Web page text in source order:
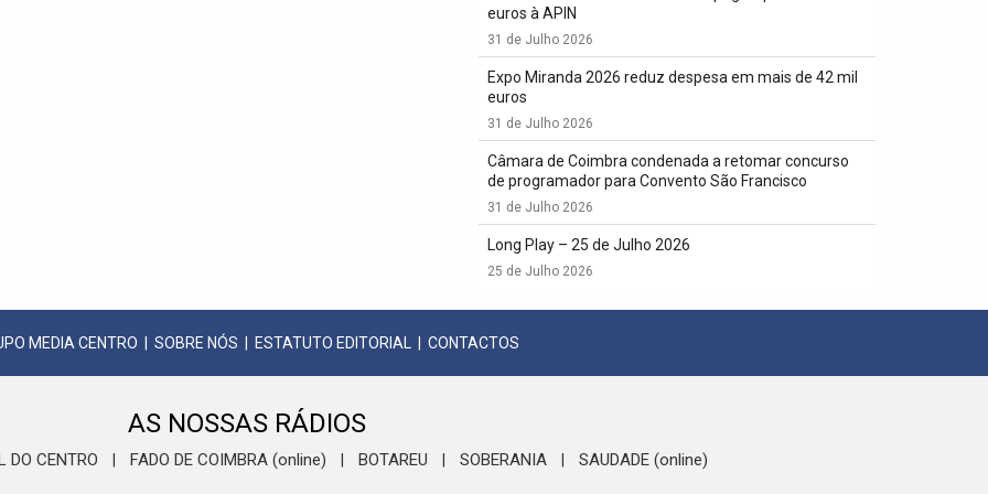
euros à APIN
31 de Julho 2026
Expo Miranda 2026 reduz despesa em mais de 42 mil
euros
31 de Julho 2026
Câmara de Coimbra condenada a retomar concurso
de programador para Convento São Francisco
31 de Julho 2026
Long Play – 25 de Julho 2026
25 de Julho 2026
MEDIA CENTRO SOBRE NÓS ESTATUTO EDITORIAL CONTACTOS
AS NOSSAS RÁDIOS
DO CENTRO FADO DE COIMBRA (online) BOTAREU SOBERANIA SAUDADE (online)